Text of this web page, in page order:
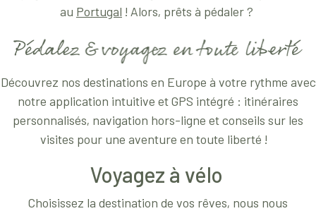
au Portugal ! Alors, prêts à pédaler ?
Découvrez nos destinations en Europe à votre rythme avec
notre application intuitive et GPS intégré : itinéraires
personnalisés, navigation hors-ligne et conseils sur les
visites pour une aventure en toute liberté !
Voyagez à vélo
Choisissez la destination de vos rêves, nous nous